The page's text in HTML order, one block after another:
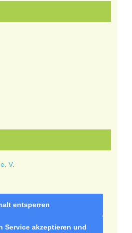
V.
entsperren
Service akzeptieren und